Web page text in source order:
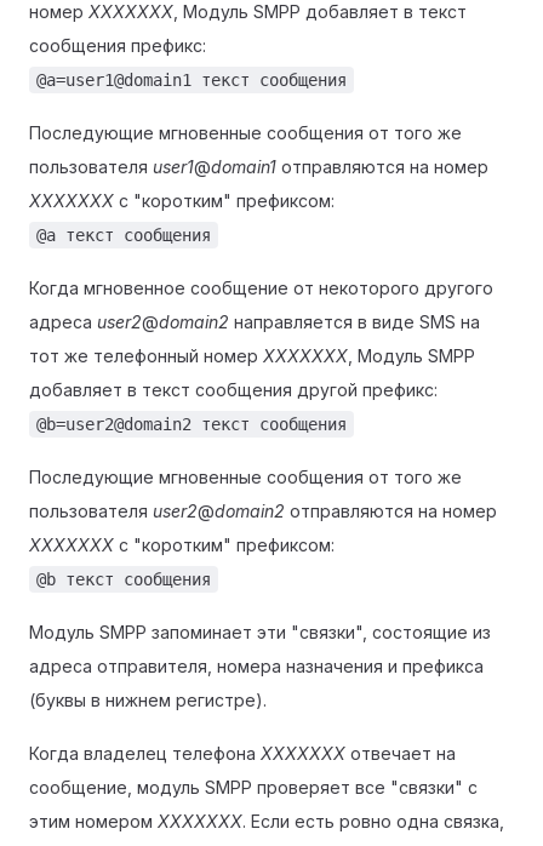
номер XXXXXXX , Модуль SMPP добавляет в текст
сообщения префикс:
@a=user1@domain1 текст сообщения
Последующие мгновенные сообщения от того же
пользователя user1@domain1 отправляются на номер
XXXXXXX с "коротким" префиксом:
@a текст сообщения
Когда мгновенное сообщение от некоторого другого
адреса user2@domain2 направляется в виде SMS на
тот же телефонный номер XXXXXXX , Модуль SMPP
добавляет в текст сообщения другой префикс:
@b=user2@domain2 текст сообщения
Последующие мгновенные сообщения от того же
пользователя user2@domain2 отправляются на номер
XXXXXXX с "коротким" префиксом:
@b текст сообщения
Модуль SMPP запоминает эти "связки", состоящие из
адреса отправителя, номера назначения и префикса
(буквы в нижнем регистре).
Когда владелец телефона XXXXXXX отвечает на
сообщение, модуль SMPP проверяет все "связки" с
этим номером XXXXXXX. Если есть ровно одна связка,